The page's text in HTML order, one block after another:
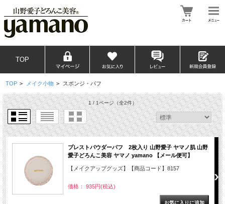
TOP
TOP > メイク小物 > スポンジ・パフ
1 / 1ページ（全2件）
プレストパウダーパフ 2枚入り 山野愛子 ヤマノ肌 山野
愛子どろんこ美容 ヤマノ yamano 【メール便可】
【メイクアップグッズ】【商品コード】8157
価格： 935円(税込)